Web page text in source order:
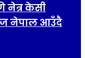
नेत्र केसी
नेपाल आउँदै